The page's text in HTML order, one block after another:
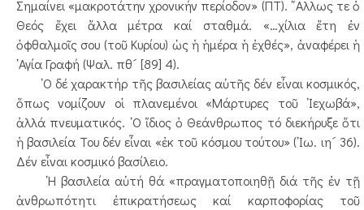
Σημαίνει «μακροτάτην χρονικήν περίοδον» (ΠΤ). ῎Αλλως τε ὁ
Θεός ἔχει ἄλλα μέτρα καί σταθμά. «…χίλια ἔτη ἐν
ὀφθαλμοῖς σου (τοῦ Κυρίου) ὡς ἡ ἡμέρα ἡ ἐχθές», ἀναφέρει ἡ
῾Αγία Γραφή (Ψαλ. πθ´ [89] 4).
῾Ο δέ χαρακτήρ τῆς βασιλείας αὐτῆς δέν εἶναι κοσμικός,
ὅπως νομίζουν οἱ πλανεμένοι «Μάρτυρες τοῦ ᾿Ιεχωβά»,
ἀλλά πνευματικός. ῾Ο ἴδιος ὁ Θεάνθρωπος τό διεκήρυξε ὅτι
ἡ βασιλεία Του δέν εἶναι «ἐκ τοῦ κόσμου τούτου» (᾿Ιω. ιη´ 36).
Δέν εἶναι κοσμικό βασίλειο.
῾Η βασιλεία αὐτή θά «πραγματοποιηθῇ διά τῆς ἐν τῇ
ἀνθρωπότητι ἐπικρατήσεως καί καρποφορίας τοῦ